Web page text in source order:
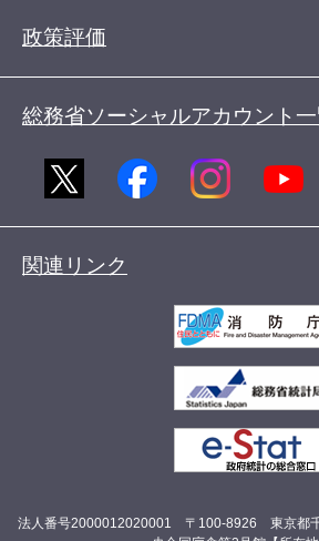
政策評価
総務省ソーシャルアカウント
関連リンク
法人番号2000012020001 〒100-8926 東京都